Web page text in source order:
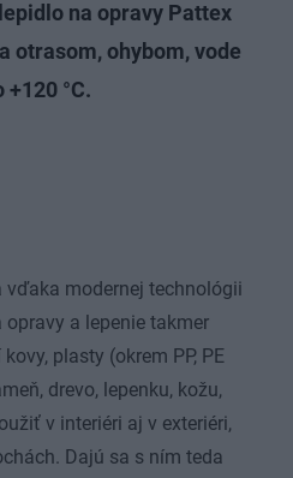
na opravy Pattex
otrasom, ohybom, vode
°C.
modernej technológii
opravy a lepenie takmer
plasty (okrem PP, PE
drevo, lepenku, kožu,
v interiéri aj v exteriéri,
Dajú sa s ním teda